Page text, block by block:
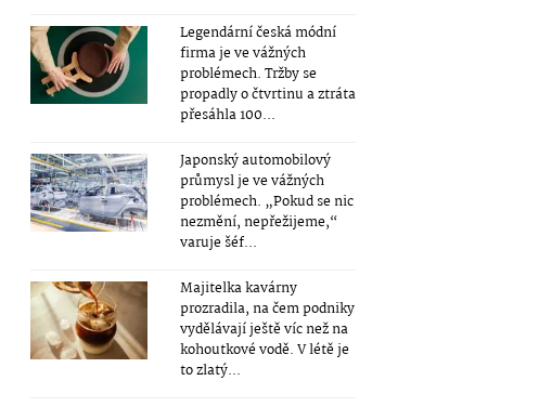
Legendární česká módní
firma je ve vážných
problémech. Tržby se
propadly o čtvrtinu a ztráta
přesáhla 100...
Japonský automobilový
průmysl je ve vážných
problémech. „Pokud se nic
nezmění, nepřežijeme,“
varuje šéf...
Majitelka kavárny
prozradila, na čem podniky
vydělávají ještě víc než na
kohoutkové vodě. V létě je
to zlatý...